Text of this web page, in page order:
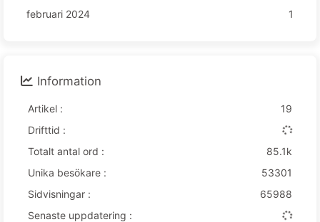
februari 2024
1
Information
Artikel :
19
Drifttid :
Totalt antal ord :
85.1k
Unika besökare :
53301
Sidvisningar :
65988
Senaste uppdatering :